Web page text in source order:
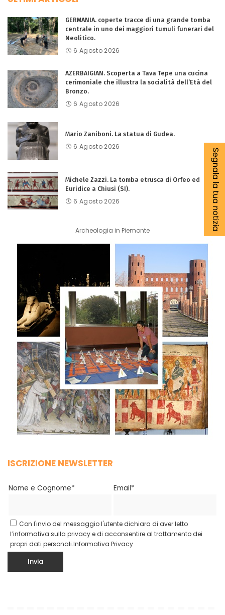
GERMANIA. coperte tracce di una grande tomba
centrale in uno dei maggiori tumuli funerari del
Neolitico.
6 Agosto 2026
AZERBAIGIAN. Scoperta a Tava Tepe una cucina
cerimoniale che illustra la socialità dell’Età del
Bronzo.
6 Agosto 2026
Mario Zaniboni. La statua di Gudea.
6 Agosto 2026
Michele Zazzi. La tomba etrusca di Orfeo ed
Euridice a Chiusi (SI).
6 Agosto 2026
Archeologia in Piemonte
ISCRIZIONE NEWSLETTER
Nome e Cognome* Email*
Con l'invio del messaggio l'utente dichiara di aver letto
l’informativa sulla privacy e di acconsentire al trattamento dei
propri dati personali.Informativa Privacy
Segnala la tua notizia